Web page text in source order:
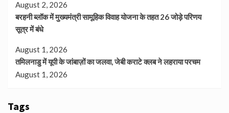
August 2, 2026
बरहनी ब्लॉक में मुख्यमंत्री सामूहिक विवाह योजना के तहत 26 जोड़े परिणय
सूत्र में बंधे
August 1, 2026
तमिलनाडु में यूपी के जांबाज़ों का जलवा, जेबी कराटे क्लब ने लहराया परचम
August 1, 2026
Tags